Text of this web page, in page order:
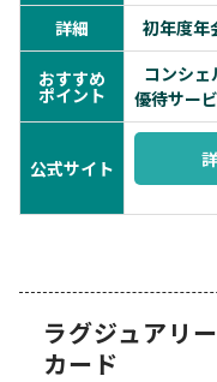
詳細 初年度年
おすすめ
ポイント
コンシェ
優待サー
公式サイト
ラグジュアリ
カード